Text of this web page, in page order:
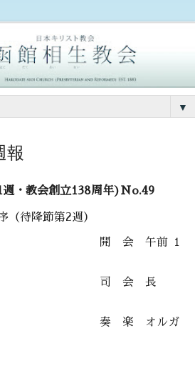
▼
報
週・教会創立138周年)No.49
待降節第2週）
午前 １
長
オルガ